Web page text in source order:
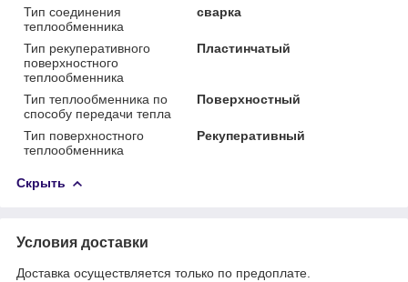
Тип соединения
теплообменника
сварка
Тип рекуперативного
поверхностного
теплообменника
Пластинчатый
Тип теплообменника по
способу передачи тепла
Поверхностный
Тип поверхностного
теплообменника
Рекуперативный
Скрыть
Условия доставки
Доставка осуществляется только по предоплате.